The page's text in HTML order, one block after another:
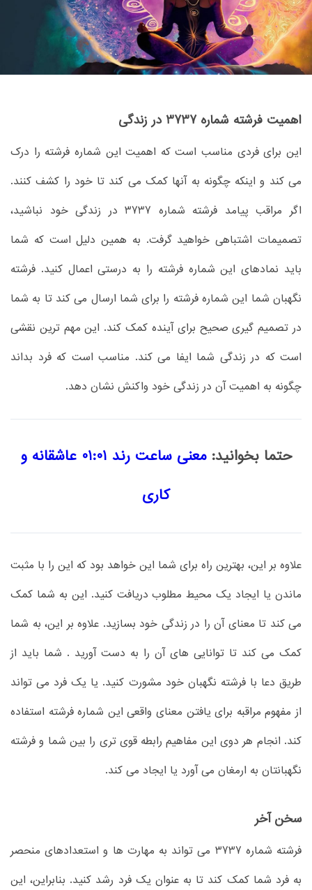
اهمیت فرشته شماره 3737 در زندگی
این برای فردی مناسب است که اهمیت این شماره فرشته را درک
می کند و اینکه چگونه به آنها کمک می کند تا خود را کشف کنند.
اگر مراقب پیامد فرشته شماره 3737 در زندگی خود نباشید،
تصمیمات اشتباهی خواهید گرفت. به همین دلیل است که شما
باید نمادهای این شماره فرشته را به درستی اعمال کنید. فرشته
نگهبان شما این شماره فرشته را برای شما ارسال می کند تا به شما
در تصمیم گیری صحیح برای آینده کمک کند. این مهم ترین نقشی
است که در زندگی شما ایفا می کند. مناسب است که فرد بداند
چگونه به اهمیت آن در زندگی خود واکنش نشان دهد.
حتما بخوانید:
معنی ساعت رند 01:01 عاشقانه و
کاری
علاوه بر این، بهترین راه برای شما این خواهد بود که این را با مثبت
ماندن یا ایجاد یک محیط مطلوب دریافت کنید. این به شما کمک
می کند تا معنای آن را در زندگی خود بسازید. علاوه بر این، به شما
کمک می کند تا توانایی های آن را به دست آورید . شما باید از
طریق دعا با فرشته نگهبان خود مشورت کنید. یا یک فرد می تواند
از مفهوم مراقبه برای یافتن معنای واقعی این شماره فرشته استفاده
کند. انجام هر دوی این مفاهیم رابطه قوی تری را بین شما و فرشته
نگهبانتان به ارمغان می آورد یا ایجاد می کند.
سخن آخر
فرشته شماره 3737 می تواند به مهارت ها و استعدادهای منحصر
به فرد شما کمک کند تا به عنوان یک فرد رشد کنید. بنابراین، این